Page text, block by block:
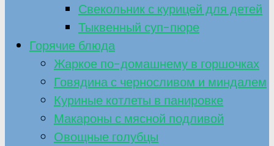
Свекольник с курицей для детей
Тыквенный суп-пюре
Горячие блюда
Жаркое по-домашнему в горшочках
Говядина с черносливом и миндалем
Куриные котлеты в панировке
Макароны с мясной подливой
Овощные голубцы